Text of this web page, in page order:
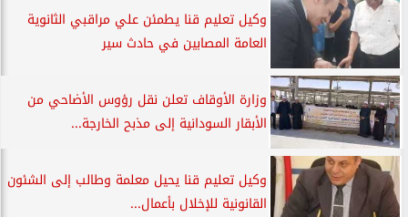
وكيل تعليم قنا يطمئن علي مراقبي الثانوية
العامة المصابين في حادث سير
وزارة الأوقاف تعلن نقل رؤوس الأضاحي من
الأبقار السودانية إلى مذبح الخارجة...
وكيل تعليم قنا يحيل معلمة وطالب إلى الشئون
القانونية للإخلال بأعمال...